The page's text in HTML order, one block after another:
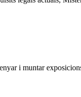
i muntar